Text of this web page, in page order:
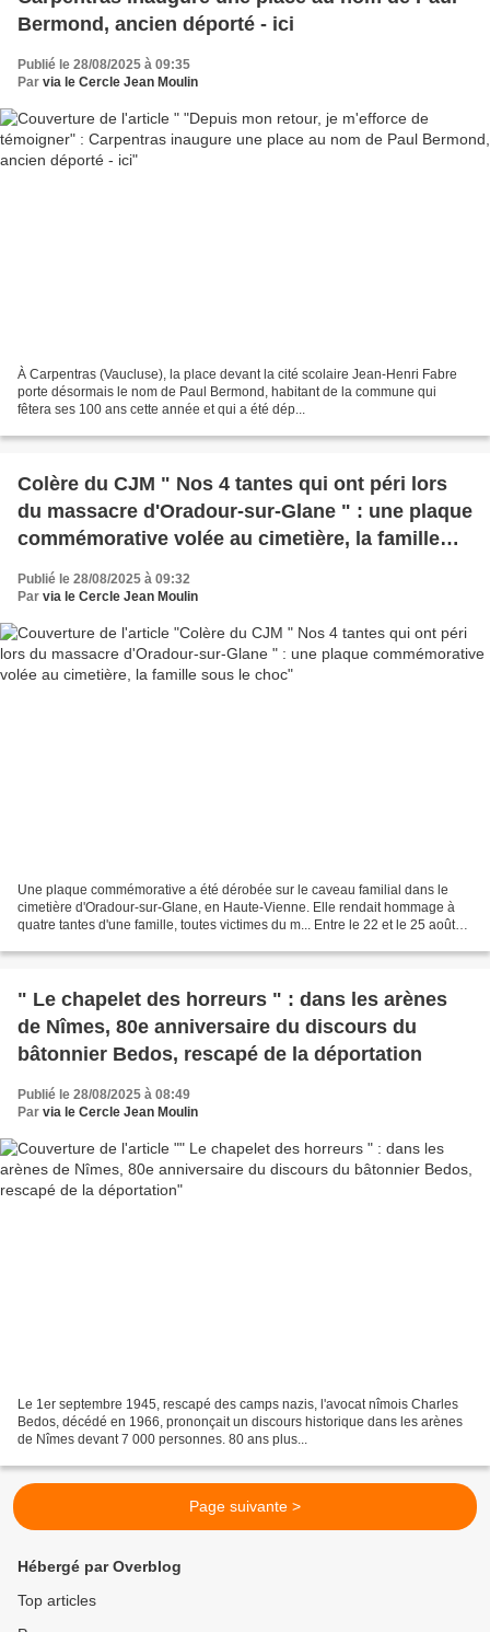
Bermond, ancien déporté - ici
Publié le 28/08/2025 à 09:35
Par via le Cercle Jean Moulin
À Carpentras (Vaucluse), la place devant la cité scolaire Jean-Henri Fabre
porte désormais le nom de Paul Bermond, habitant de la commune qui
fêtera ses 100 ans cette année et qui a été dép...
Colère du CJM " Nos 4 tantes qui ont péri lors
du massacre d'Oradour-sur-Glane " : une plaque
commémorative volée au cimetière, la famille
sous le choc
Publié le 28/08/2025 à 09:32
Par via le Cercle Jean Moulin
Une plaque commémorative a été dérobée sur le caveau familial dans le
cimetière d'Oradour-sur-Glane, en Haute-Vienne. Elle rendait hommage à
quatre tantes d'une famille, toutes victimes du m... Entre le 22 et le 25 août
" Le chapelet des horreurs " : dans les arènes
de Nîmes, 80e anniversaire du discours du
bâtonnier Bedos, rescapé de la déportation
Publié le 28/08/2025 à 08:49
Par via le Cercle Jean Moulin
Le 1er septembre 1945, rescapé des camps nazis, l'avocat nîmois Charles
Bedos, décédé en 1966, prononçait un discours historique dans les arènes
de Nîmes devant 7 000 personnes. 80 ans plus...
Page suivante >
Hébergé par Overblog
Top articles